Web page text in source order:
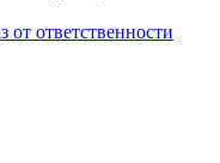
от ответственности